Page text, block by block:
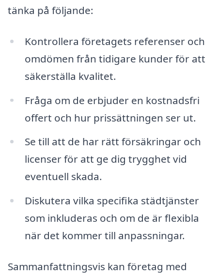
tänka på följande:
Kontrollera företagets referenser och
omdömen från tidigare kunder för att
säkerställa kvalitet.
Fråga om de erbjuder en kostnadsfri
offert och hur prissättningen ser ut.
Se till att de har rätt försäkringar och
licenser för att ge dig trygghet vid
eventuell skada.
Diskutera vilka specifika städtjänster
som inkluderas och om de är flexibla
när det kommer till anpassningar.
Sammanfattningsvis kan företag med